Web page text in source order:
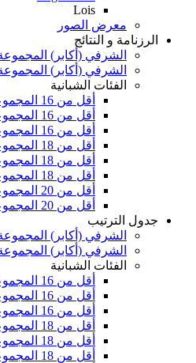
Lois
معرض الصور
الرزنامة و النتائج
الشرفي (أكابر) المجموعة
الشرفي (أكابر)
الفئات الشبانية
أقل من 16 المجموعة أ
أقل من 16 المجموعة ب
أقل من 16 المجموعة ج
أقل من 18 المجموعة أ
أقل من 18 المجموعة ب
أقل من 18 المجموعة ج
أقل من 20 المجموعة أ
أقل من 20 المجموعة ب
جدول الترتيب
الشرفي (أكابر) المجموعة
الشرفي (أكابر)
الفئات الشبانية
أقل من 16 المجموعة أ
أقل من 16 المجموعة ب
أقل من 16 المجموعة ج
أقل من 18 المجموعة أ
أقل من 18 المجموعة ب
أقل من 18 المجموعة ج